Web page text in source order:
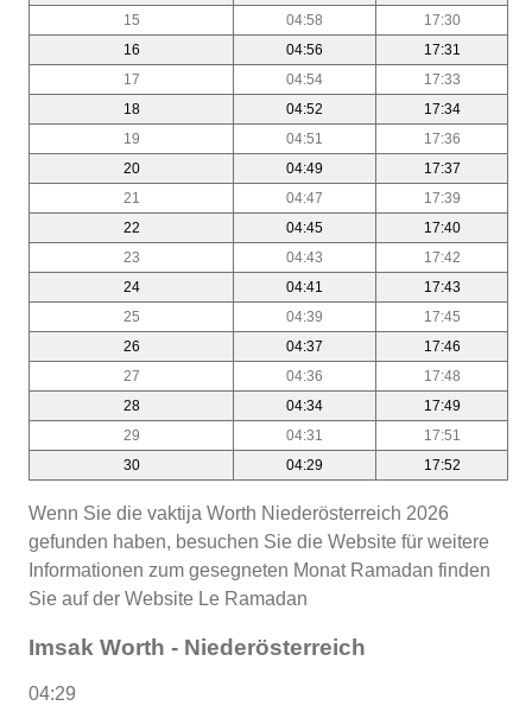
15
04:58
17:30
16
04:56
17:31
17
04:54
17:33
18
04:52
17:34
19
04:51
17:36
20
04:49
17:37
21
04:47
17:39
22
04:45
17:40
23
04:43
17:42
24
04:41
17:43
25
04:39
17:45
26
04:37
17:46
27
04:36
17:48
28
04:34
17:49
29
04:31
17:51
30
04:29 17:52
Wenn Sie die vaktija Worth Niederösterreich 2026
gefunden haben, besuchen Sie die Website für weitere
Informationen zum gesegneten Monat Ramadan finden
Sie auf der Website Le Ramadan
Imsak Worth - Niederösterreich
04:29